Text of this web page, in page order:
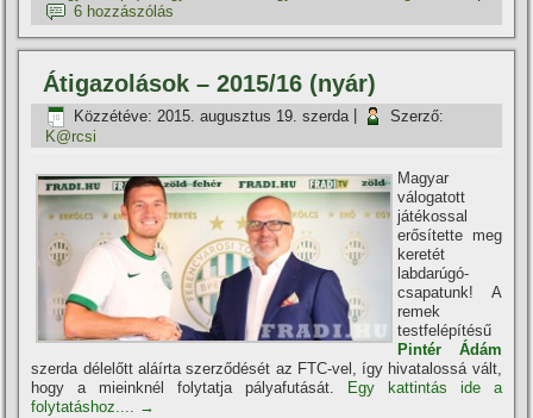
6 hozzászólás
Átigazolások – 2015/16 (nyár)
Közzétéve: 2015. augusztus 19. szerda
Szerző:
K@rcsi
Magyar
válogatott
játékossal
erősí­tette meg
keretét
labdarúgó-
csapatunk! A
remek
testfelépí­tésű
Pintér Ádám
szerda délelőtt aláí­rta szerződését az FTC-vel, í­gy hivatalossá vált,
hogy a mieinknél folytatja pályafutását.
Egy kattintás ide a
folytatáshoz.... →